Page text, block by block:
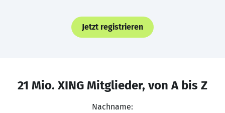
Jetzt registrieren
21 Mio. XING Mitglieder, von A bis Z
Nachname: